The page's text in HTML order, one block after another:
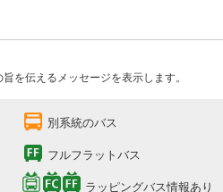
を伝えるメッセージを表示します。
別系統のバス
フルフラットバス
ラッピングバス情報あり